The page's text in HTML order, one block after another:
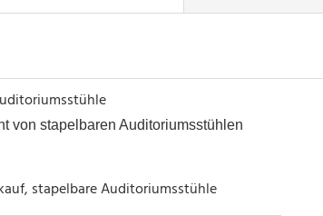
von stapelbaren Auditoriumsstühlen
stapelbare Auditoriumsstühle